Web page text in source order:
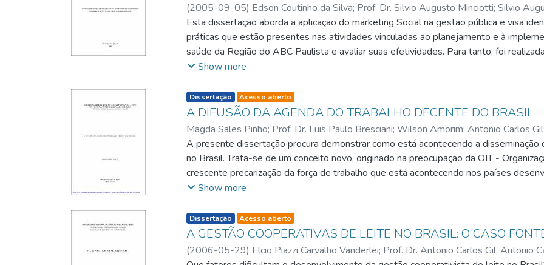
(2005-09-05) Edson Coutinho da Silva; Prof. Dr. Silvio Augusto Minciotti; Silvio
Ana Akemi Ikeda
Esta dissertação aborda a aplicação do marketing Social na gestão pública e visa
práticas que estão presentes nas atividades vinculadas ao planejamento e à
saúde da Região do ABC Paulista e avaliar suas efetividades. Para tanto, foi
de um estudo de casos múltiplos, utilizando um instrumento de avaliação dos
resultados indicam que, dos quatro estágios nos quais se dividem as atividades de
parâmetro adotado - planejamento, pré-teste, implementação e avaliação - as
implementação são adotadas pelos três municípios; já o pré-teste não é adotado por
planejamento e avaliação foram observados como completa aplicação apenas no
Observou-se, também, que dos quatro tipos de mudanças sociais propostos por
comportamento e de valor - em Santo André e São Bernardo do Campo apenas as
utilizadas, ainda que parcialmente, de ações de Marketing; em São Caetano do Sul,
não foi detectada em nenhum deles.
Show more
listelement.badge.dso-type
Dissertação Acesso aberto
A DIFUSÃO DA AGENDA DO TRABALHO DECENTE DO BRASIL
Magda Sales Pinho; Prof. Dr. Luis Paulo Bresciani; Wilson Amorim; Antonio Carlos Gil;
A presente dissertação procura demonstrar como está acontecendo a
no Brasil. Trata-se de um conceito novo, originado na preocupação da OIT -
crescente precarização da força de trabalho que está acontecendo nos países
em decorrência da globalização que se intensifica. Foi realizada uma análise
Trabalho Decente. Também foram realizadas entrevistas com representantes de
Metropolitanas de São Paulo e Belo Horizonte, territórios com ações convergentes
mas que ainda não possuem ainda uma agenda estruturada que favoreça a
da Bahia, que já possui uma agenda própria com ações bem direcionadas no sentido
Show more
listelement.badge.dso-type
Dissertação Acesso aberto
A GESTÃO COOPERATIVAS DE LEITE NO BRASIL: O CASO
(2006-05-29) Elcio Piazzi Carvalho Vanderlei; Prof. Dr. Antonio Carlos Gil; Antonio